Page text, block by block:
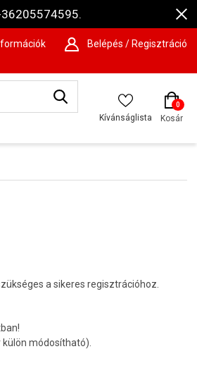
Belépés / Regisztráció
Kívánságlista
0
Kosár
a sikeres regisztrációhoz.
módosítható).